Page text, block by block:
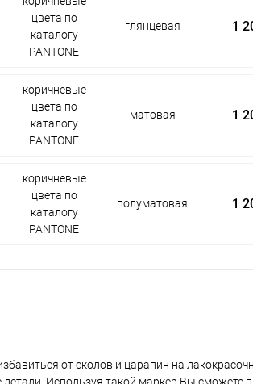
цвета по
каталогу
PANTONE
глянцевая 1
коричневые
цвета по
каталогу
PANTONE
матовая 1
коричневые
цвета по
каталогу
PANTONE
полуматовая 1
от сколов и царапин на